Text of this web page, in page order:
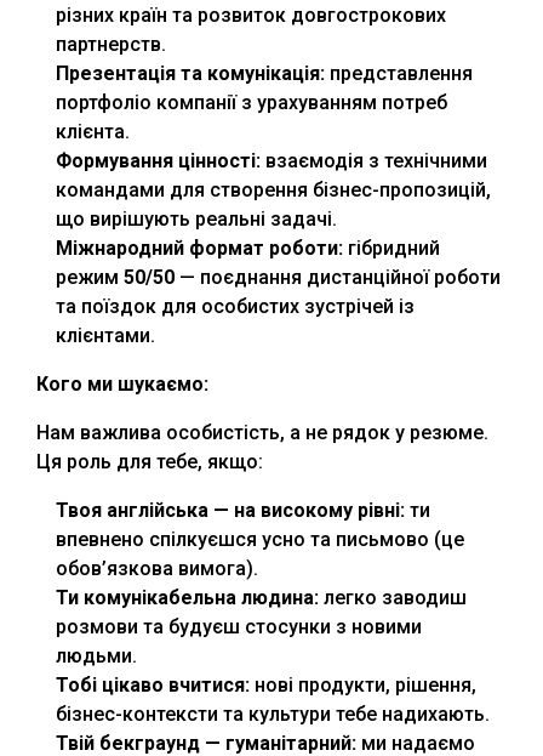
різних країн та розвиток довгострокових
партнерств.
Презентація та комунікація: представлення
портфоліо компанії з урахуванням потреб
клієнта.
Формування цінності: взаємодія з технічними
командами для створення бізнес-пропозицій,
що вирішують реальні задачі.
Міжнародний формат роботи: гібридний
режим 50/50 — поєднання дистанційної роботи
та поїздок для особистих зустрічей із
клієнтами.
Кого ми шукаємо:
Нам важлива особистість, а не рядок у резюме.
Ця роль для тебе, якщо:
Твоя англійська — на високому рівні: ти
впевнено спілкуєшся усно та письмово (це
обов’язкова вимога).
Ти комунікабельна людина: легко заводиш
розмови та будуєш стосунки з новими
людьми.
Тобі цікаво вчитися: нові продукти, рішення,
бізнес-контексти та культури тебе надихають.
Твій бекграунд — гуманітарний: ми надаємо